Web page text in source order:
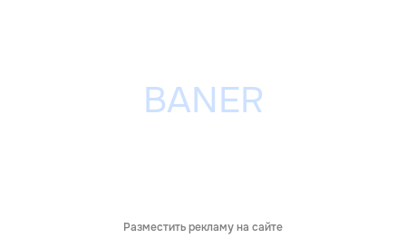
Разместить рекламу на сайте